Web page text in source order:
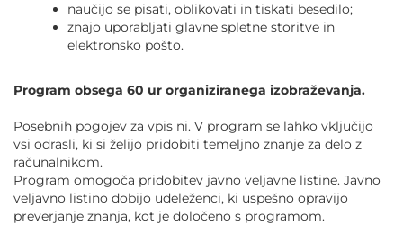
naučijo se pisati, oblikovati in tiskati besedilo;
znajo uporabljati glavne spletne storitve in
elektronsko pošto.
Program obsega 60 ur organiziranega izobraževanja.
Posebnih pogojev za vpis ni. V program se lahko vključijo
vsi odrasli, ki si želijo pridobiti temeljno znanje za delo z
računalnikom.
Program omogoča pridobitev javno veljavne listine. Javno
veljavno listino dobijo udeleženci, ki uspešno opravijo
preverjanje znanja, kot je določeno s programom.